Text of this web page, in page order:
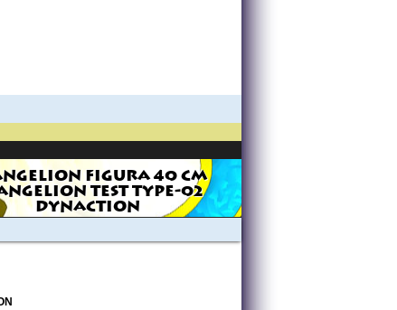
FIGURA 40 CM
TEST TYPE-02
DYNACTION